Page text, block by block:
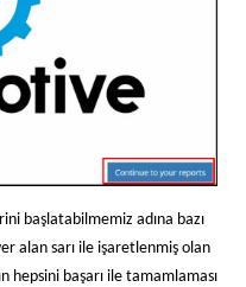
başlatabilmemiz adına bazı
alan sarı ile işaretlenmiş olan
hepsini başarı ile tamamlaması